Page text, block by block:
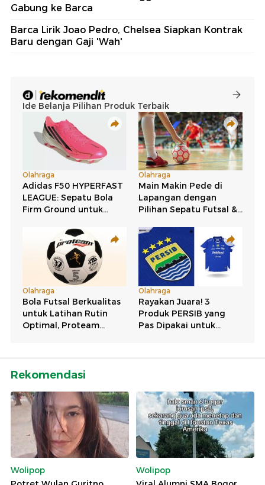
Gabung ke Barca
Barca Lirik Joao Pedro, Chelsea Siapkan Kontrak
Baru dengan Gaji 'Wah'
Rekomendasi
Wolipop
Wolipop